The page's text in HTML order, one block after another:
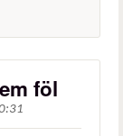
föl